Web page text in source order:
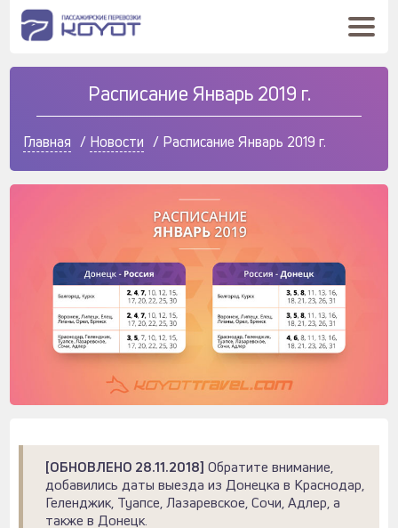
Расписание Январь 2019 г.
Главная / Новости / Расписание Январь 2019 г.
[ОБНОВЛЕНО 28.11.2018] Обратите внимание,
добавились даты выезда из Донецка в Краснодар,
Геленджик, Туапсе, Лазаревское, Сочи, Адлер, а
также в Донецк.